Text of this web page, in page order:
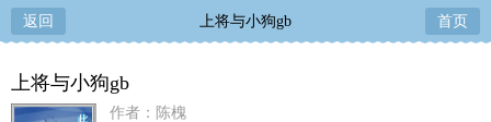
返回 上将与小狗gb 首页
上将与小狗gb
作者：陈槐